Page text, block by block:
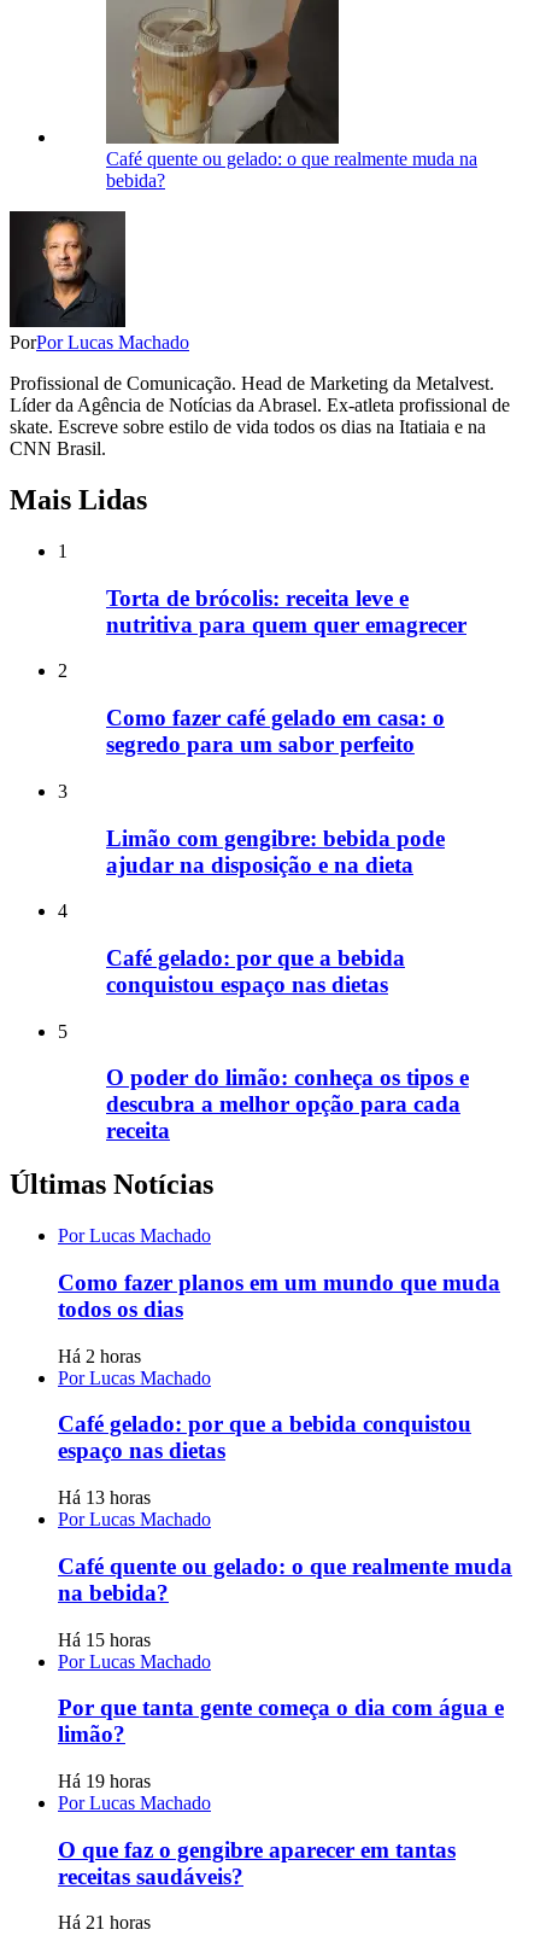
Café quente ou gelado: o que realmente muda na
bebida?
PorPor Lucas Machado
Profissional de Comunicação. Head de Marketing da Metalvest.
Líder da Agência de Notícias da Abrasel. Ex-atleta profissional de
skate. Escreve sobre estilo de vida todos os dias na Itatiaia e na
CNN Brasil.
Mais Lidas
1
Torta de brócolis: receita leve e
nutritiva para quem quer emagrecer
2
Como fazer café gelado em casa: o
segredo para um sabor perfeito
3
Limão com gengibre: bebida pode
ajudar na disposição e na dieta
4
Café gelado: por que a bebida
conquistou espaço nas dietas
5
O poder do limão: conheça os tipos e
descubra a melhor opção para cada
receita
Últimas Notícias
Por Lucas Machado
Como fazer planos em um mundo que muda
todos os dias
Há 2 horas
Por Lucas Machado
Café gelado: por que a bebida conquistou
espaço nas dietas
Há 13 horas
Por Lucas Machado
Café quente ou gelado: o que realmente muda
na bebida?
Há 15 horas
Por Lucas Machado
Por que tanta gente começa o dia com água e
limão?
Há 19 horas
Por Lucas Machado
O que faz o gengibre aparecer em tantas
receitas saudáveis?
Há 21 horas